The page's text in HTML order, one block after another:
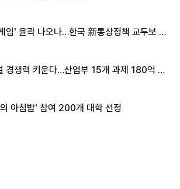
임' 윤곽 나오나…한국 新통상정책 교두보 활
경쟁력 키운다…산업부 15개 과제 180억 지
아침밥' 참여 200개 대학 선정